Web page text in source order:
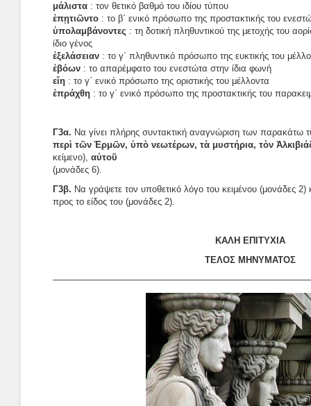
μάλιστα : τον θετικό βαθμό του ιδίου τύπου
ἐπῃτιῶντο : το β΄ ενικό πρόσωπο της προστακτικής του
ὑπολαμβάνοντες : τη δοτική πληθυντικού της μετοχής του
ίδιο γένος
ἐξελάσειαν : το γ΄ πληθυντικό πρόσωπο της ευκτικής του
ἐβόων : το απαρέμφατο του ενεστώτα στην ίδια φωνή
εἴη : το γ΄ ενικό πρόσωπο της οριστικής του μέλλοντα
ἐπράχθη : το γ΄ ενικό πρόσωπο της προστακτικής του
Γ3α. Να γίνει πλήρης συντακτική αναγνώριση των παρακάτω
περὶ τῶν Ἑρμῶν, ὑπὸ νεωτέρων, τὰ μυστήρια, τὸν
κείμενο), αὐτοῦ
(μονάδες 6).
Γ3β. Να γράψετε τον υποθετικό λόγο του κειμένου (μονάδες 2)
προς το είδος του (μονάδες 2).
ΚΑΛΗ ΕΠΙΤΥΧΙΑ
ΤΕΛΟΣ ΜΗΝΥΜΑΤΟΣ